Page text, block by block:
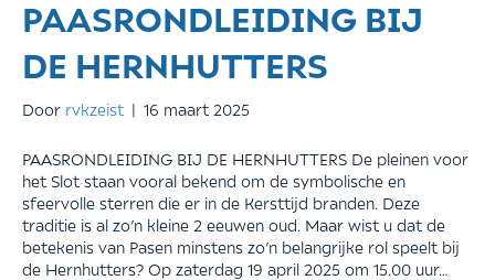
PAASRONDLEIDING BIJ
DE HERNHUTTERS
Door rvkzeist | 16 maart 2025
PAASRONDLEIDING BIJ DE HERNHUTTERS De pleinen voor
het Slot staan vooral bekend om de symbolische en
sfeervolle sterren die er in de Kersttijd branden. Deze
traditie is al zo’n kleine 2 eeuwen oud. Maar wist u dat de
betekenis van Pasen minstens zo’n belangrijke rol speelt bij
de Hernhutters? Op zaterdag 19 april 2025 om 15.00 uur…